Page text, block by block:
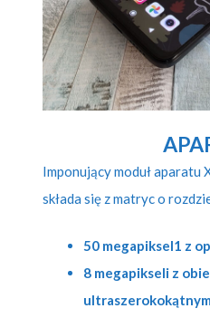
Imponujący moduł aparatu
składa się z matryc o
50 megapiksel1 z
8 megapikseli z